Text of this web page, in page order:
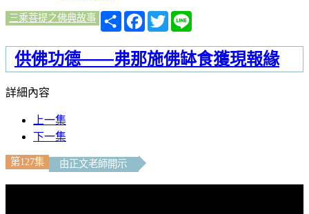
三乘菩提之佛典故事
分
享
Facebook
Twitter
供佛功德——弗那施佛缽食獲現報緣
詳細內容
上一集
下一集
第127集 由正文老師開示